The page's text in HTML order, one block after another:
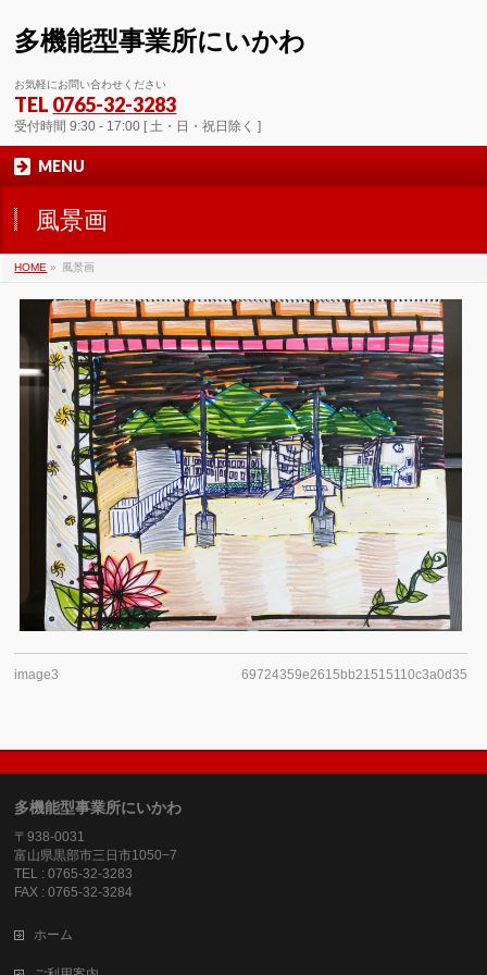
多機能型事業所にいかわ
お気軽にお問い合わせください
TEL 0765-32-3283
受付時間 9:30 - 17:00 [ 土・日・祝日除く ]
MENU
風景画
HOME » 風景画
image3 69724359e2615bb21515110c3a0d35b5
多機能型事業所にいかわ
〒938-0031
富山県黒部市三日市1050−7
TEL : 0765-32-3283
FAX : 0765-32-3284
ホーム